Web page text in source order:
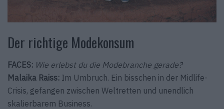
Der richtige Modekonsum
FACES: Wie erlebst du die Modebranche gerade?
Malaika Raiss: Im Umbruch. Ein bisschen in der Midlife-
Crisis, gefangen zwischen Weltretten und unendlich
skalierbarem Business.